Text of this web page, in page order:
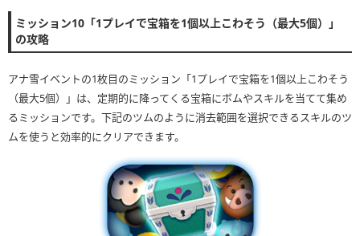
ミッション10「1プレイで宝箱を1個以上こわそう（最大5個）」
の攻略
アナ雪イベントの1枚目のミッション「1プレイで宝箱を1個以上こわそう
（最大5個）」は、定期的に降ってくる宝箱にボムやスキルを当てて集め
るミッションです。下記のツムのように消去範囲を選択できるスキルのツ
ムを使うと効率的にクリアできます。